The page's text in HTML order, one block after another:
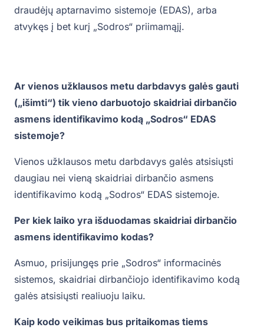
draudėjų aptarnavimo sistemoje (EDAS), arba
atvykęs į bet kurį „Sodros“ priimamąjį.
Ar vienos užklausos metu darbdavys galės gauti
(„išimti“) tik vieno darbuotojo skaidriai dirbančio
asmens identifikavimo kodą „Sodros“ EDAS
sistemoje?
Vienos užklausos metu darbdavys galės atsisiųsti
daugiau nei vieną skaidriai dirbančio asmens
identifikavimo kodą „Sodros“ EDAS sistemoje.
Per kiek laiko yra išduodamas skaidriai dirbančio
asmens identifikavimo kodas?
Asmuo, prisijungęs prie „Sodros“ informacinės
sistemos, skaidriai dirbančiojo identifikavimo kodą
galės atsisiųsti realiuoju laiku.
Kaip kodo veikimas bus pritaikomas tiems